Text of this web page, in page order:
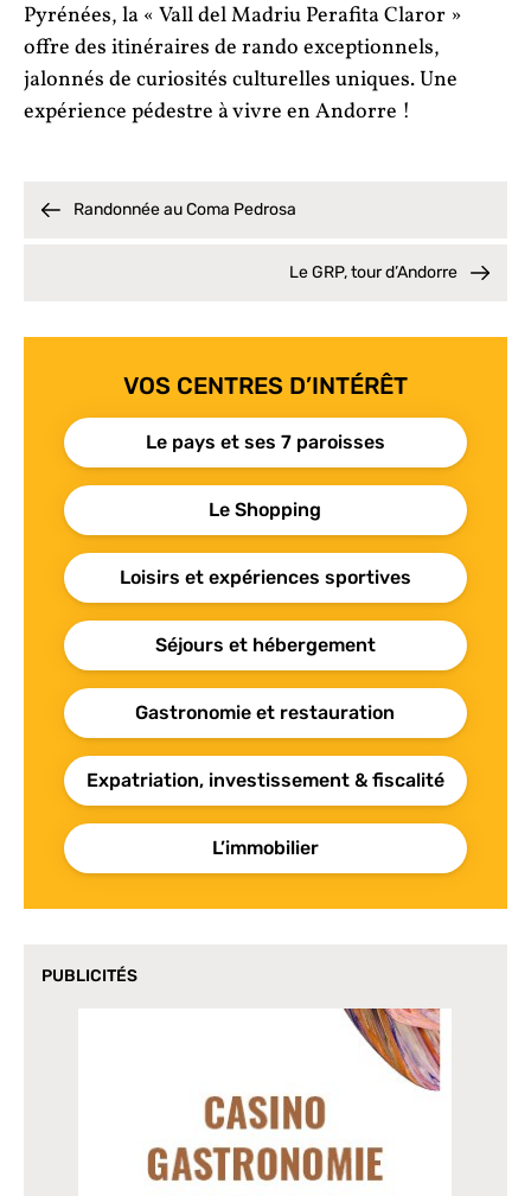
Pyrénées, la « Vall del Madriu Perafita Claror »
offre des itinéraires de rando exceptionnels,
jalonnés de curiosités culturelles uniques. Une
expérience pédestre à vivre en Andorre !
Randonnée au Coma Pedrosa
Le GRP, tour d’Andorre
VOS CENTRES D’INTÉRÊT
Le pays et ses 7 paroisses
Le Shopping
Loisirs et expériences sportives
Séjours et hébergement
Gastronomie et restauration
Expatriation, investissement & fiscalité
L’immobilier
PUBLICITÉS